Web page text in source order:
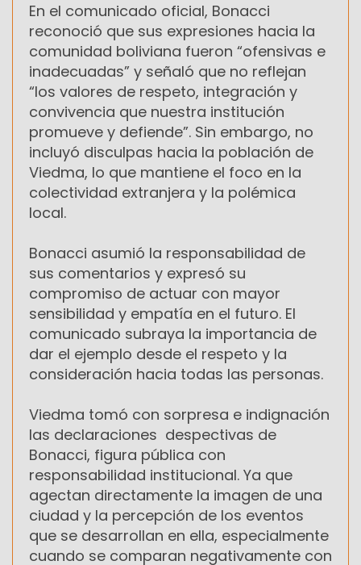
En el comunicado oficial, Bonacci
reconoció que sus expresiones hacia la
comunidad boliviana fueron “ofensivas e
inadecuadas” y señaló que no reflejan
“los valores de respeto, integración y
convivencia que nuestra institución
promueve y defiende”. Sin embargo, no
incluyó disculpas hacia la población de
Viedma, lo que mantiene el foco en la
colectividad extranjera y la polémica
local.
Bonacci asumió la responsabilidad de
sus comentarios y expresó su
compromiso de actuar con mayor
sensibilidad y empatía en el futuro. El
comunicado subraya la importancia de
dar el ejemplo desde el respeto y la
consideración hacia todas las personas.
Viedma tomó con sorpresa e indignación
las declaraciones despectivas de
Bonacci, figura pública con
responsabilidad institucional. Ya que
agectan directamente la imagen de una
ciudad y la percepción de los eventos
que se desarrollan en ella, especialmente
cuando se comparan negativamente con